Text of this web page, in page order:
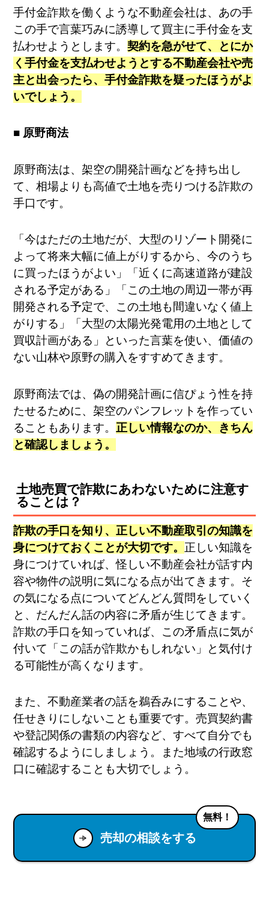
手付金詐欺を働くような不動産会社は、あの手
この手で言葉巧みに誘導して買主に手付金を支
払わせようとします。契約を急がせて、とにか
く手付金を支払わせようとする不動産会社や売
主と出会ったら、手付金詐欺を疑ったほうがよ
いでしょう。
■ 原野商法
原野商法は、架空の開発計画などを持ち出し
て、相場よりも高値で土地を売りつける詐欺の
手口です。
「今はただの土地だが、大型のリゾート開発に
よって将来大幅に値上がりするから、今のうち
に買ったほうがよい」「近くに高速道路が建設
される予定がある」「この土地の周辺一帯が再
開発される予定で、この土地も間違いなく値上
がりする」「大型の太陽光発電用の土地として
買収計画がある」といった言葉を使い、価値の
ない山林や原野の購入をすすめてきます。
原野商法では、偽の開発計画に信ぴょう性を持
たせるために、架空のパンフレットを作ってい
ることもあります。 正しい情報なのか、きちん
と確認しましょう。
土地売買で詐欺にあわないために注意す
ることは？
詐欺の手口を知り、正しい不動産取引の知識を
身につけておくことが大切です。 正しい知識を
身につけていれば、怪しい不動産会社が話す内
容や物件の説明に気になる点が出てきます。そ
の気になる点についてどんどん質問をしていく
と、だんだん話の内容に矛盾が生じてきます。
詐欺の手口を知っていれば、この矛盾点に気が
付いて「この話が詐欺かもしれない」と気付け
る可能性が高くなります。
また、不動産業者の話を鵜呑みにすることや、
任せきりにしないことも重要です。売買契約書
や登記関係の書類の内容など、すべて自分でも
確認するようにしましょう。また地域の行政窓
口に確認することも大切でしょう。
売却の相談をする
無料！